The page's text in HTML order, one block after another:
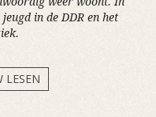
in de DDR en het
LESEN